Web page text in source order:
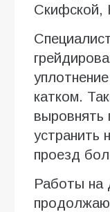
Скифской,
катком.
выровнять
устранить
проезд
Работы на